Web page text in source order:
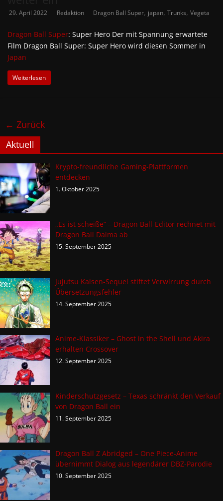
29. April 2022 Redaktion Dragon Ball Super, japan, Trunks, Vegeta
Dragon Ball Super: Super Hero Der mit Spannung erwartete
Film Dragon Ball Super: Super Hero wird diesen Sommer in
Japan
Weiterlesen
← Zurück
Aktuell
Krypto-freundliche Gaming-Plattformen
entdecken
1. Oktober 2025
„Es ist scheiße“ – Dragon Ball-Editor rechnet mit
Dragon Ball Daima ab
15. September 2025
Jujutsu Kaisen-Sequel stiftet Verwirrung durch
Übersetzungsfehler
14. September 2025
Anime-Klassiker – Ghost in the Shell und Akira
erhalten Crossover
12. September 2025
Kinderschutzgesetz – Texas schränkt den Verkauf
von Dragon Ball ein
11. September 2025
Dragon Ball Z Abridged – One Piece-Anime
übernimmt Dialog aus legendärer DBZ-Parodie
10. September 2025